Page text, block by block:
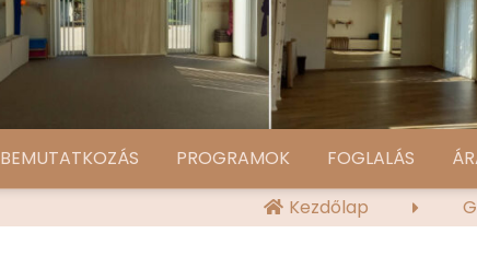
BEMUTATKOZÁS PROGRAMOK FOGLALÁS
Kezdőlap